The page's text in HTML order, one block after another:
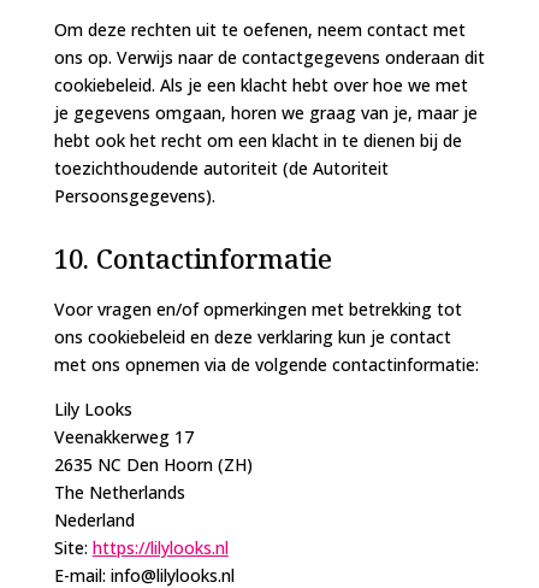
Om deze rechten uit te oefenen, neem contact met
ons op. Verwijs naar de contactgegevens onderaan dit
cookiebeleid. Als je een klacht hebt over hoe we met
je gegevens omgaan, horen we graag van je, maar je
hebt ook het recht om een klacht in te dienen bij de
toezichthoudende autoriteit (de Autoriteit
Persoonsgegevens).
10. Contactinformatie
Voor vragen en/of opmerkingen met betrekking tot
ons cookiebeleid en deze verklaring kun je contact
met ons opnemen via de volgende contactinformatie:
Lily Looks
Veenakkerweg 17
2635 NC Den Hoorn (ZH)
The Netherlands
Nederland
Site: https://lilylooks.nl
E-mail: info@lilylooks.nl